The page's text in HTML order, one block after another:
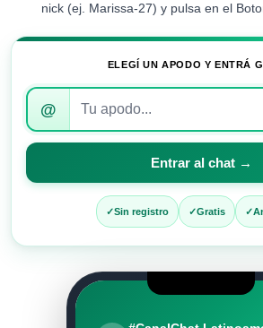
nick (ej. Marissa-27) y pulsa en el
ELEGÍ UN APODO Y ENTRÁ
Introduce
apodo
para
entrar
@
Entrar al chat →
Sin registro Gratis